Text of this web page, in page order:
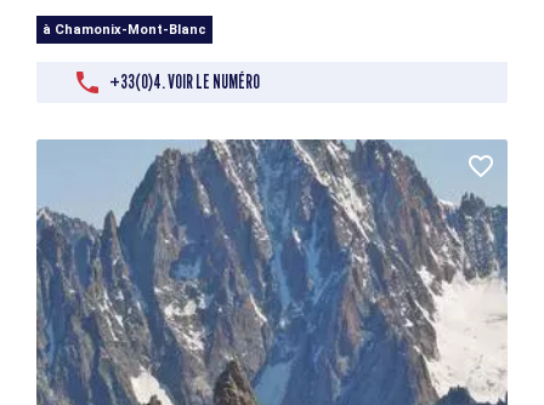
à Chamonix-Mont-Blanc
+33(0)4. VOIR LE NUMÉRO